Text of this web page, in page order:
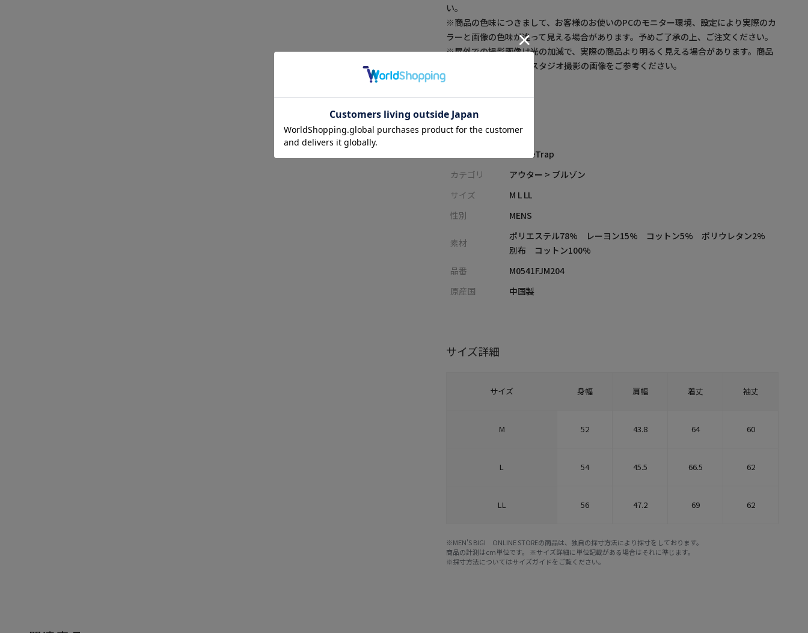
い。
※商品の色味につきまして、お客様のお使いのPCのモニター環境、設定により実際のカ
ラーと画像の色味が違って見える場合があります。予めご了承の上、ご注文ください。
※屋外での撮影画像は光の加減で、実際の商品より明るく見える場合があります。商品
の色味は生地アップ・スタジオ撮影の画像をご参考ください。
アイテム詳細
RattleTrap
カテゴリ
アウター > ブルゾン
サイズ
M L LL
性別
MENS
素材
ポリエステル78% レーヨン15% コットン5% ポリウレタン2%
別布 コットン100%
品番
M0541FJM204
原産国
中国製
サイズ詳細
サイズ 身幅 肩幅 着丈 袖丈
M 52 43.8 64 60
L 54 45.5 66.5 62
LL 56 47.2 69 62
※MEN'S BIGI ONLINE STOREの商品は、独自の採寸方法により採寸をしております。
商品の計測はcm単位です。 ※サイズ詳細に単位記載がある場合はそれに準じます。
※採寸方法についてはサイズガイドをご覧ください。